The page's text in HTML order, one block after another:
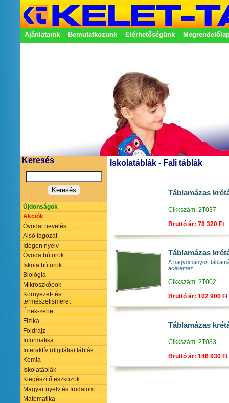
Ajánlataink Bemutatkozunk Elérhetőségünk
Keresés
Újdonságok
Akciók
Óvodai nevelés
Alsó tagozat
Idegen nyelv
Óvoda bútorok
Iskola bútorok
Biológia
Mikroszkópok
Környezet- és
természetismeret
Ének-zene
Fizika
Földrajz
Informatika
Interaktív (digitális) táblák
Kémia
Iskolatáblák
Kiegészítő eszközök
Magyar nyelv és Irodalom
Matematika
Iskolatáblák - Fali táblák
Táblamázas
Cikkszám: 2T037
Bruttó ár: 78 320 Ft
Táblamázas
A hagyományos
acéllemez.
Cikkszám: 2T002
Bruttó ár: 102 900 Ft
Táblamázas
Cikkszám: 2T033
Bruttó ár: 146 930 Ft